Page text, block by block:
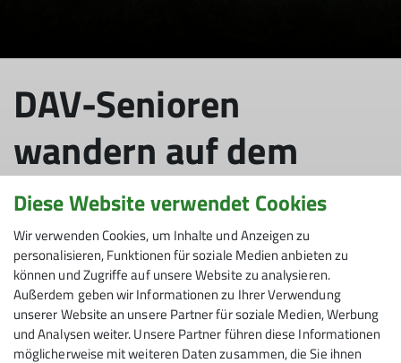
DAV-Senioren
wandern auf dem
"SeeGang"
12.05.2022
Senioren
Diese Website verwendet Cookies
Wir verwenden Cookies, um Inhalte und Anzeigen zu
personalisieren, Funktionen für soziale Medien anbieten zu
können und Zugriffe auf unsere Website zu analysieren.
Außerdem geben wir Informationen zu Ihrer Verwendung
unserer Website an unsere Partner für soziale Medien, Werbung
und Analysen weiter. Unsere Partner führen diese Informationen
möglicherweise mit weiteren Daten zusammen, die Sie ihnen